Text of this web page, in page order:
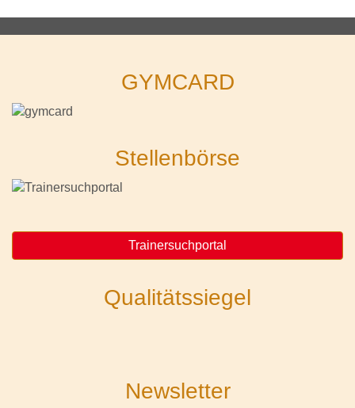
GYMCARD
Stellenbörse
Trainersuchportal
Qualitätssiegel
Newsletter